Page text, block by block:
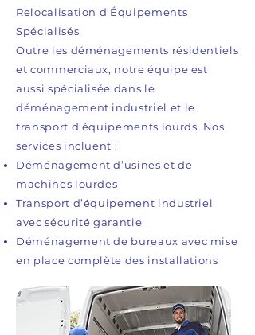
Relocalisation d’Équipements
Spécialisés
Outre les déménagements résidentiels
et commerciaux, notre équipe est
aussi spécialisée dans le
déménagement industriel et le
transport d’équipements lourds. Nos
services incluent :
Déménagement d’usines et de
machines lourdes
Transport d’équipement industriel
avec sécurité garantie
Déménagement de bureaux avec mise
en place complète des installations